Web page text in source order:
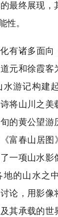
最终展现，
性。
有诸多面向
元和徐霞客
水游记构建
将山川之美
的黄公望游
富春山居图
一项山水影
地的山水之
论，用影像
其承载的世